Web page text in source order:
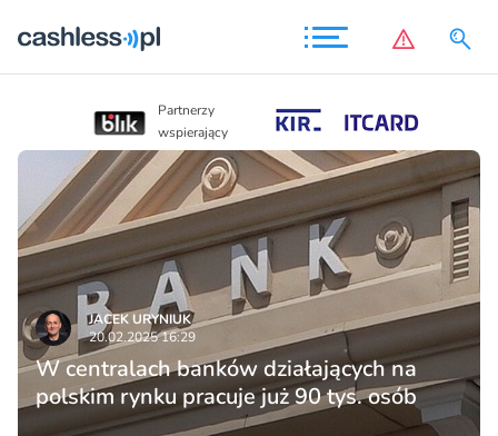
Partnerzy
wspierający
JACEK URYNIUK
20.02.2025 16:29
W centralach banków działających na
polskim rynku pracuje już 90 tys. osób